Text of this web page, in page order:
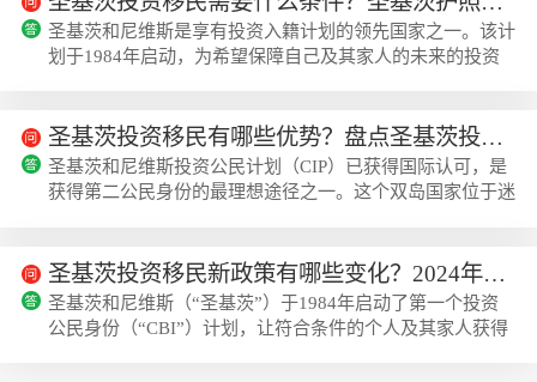
圣基茨和尼维斯是享有投资入籍计划的领先国家之一。该计
划于1984年启动，为希望保障自己及其家人的未来的投资
圣基茨投资移民有哪些优势？盘点圣基茨投资移民好处！
圣基茨和尼维斯投资公民计划（CIP）已获得国际认可，是
获得第二公民身份的最理想途径之一。这个双岛国家位于迷
圣基茨投资移民新政策有哪些变化？2024年申请需注意
圣基茨和尼维斯（“圣基茨”）于1984年启动了第一个投资
公民身份（“CBI”）计划，让符合条件的个人及其家人获得